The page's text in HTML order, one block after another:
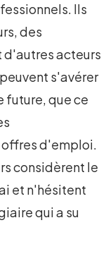
Ils
des
acteurs
s'avérer
future, que ce
offres d'emploi.
considèrent le
et n'hésitent
qui a su